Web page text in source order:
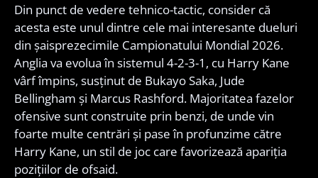
Din punct de vedere tehnico-tactic, consider că
acesta este unul dintre cele mai interesante dueluri
din șaisprezecimile Campionatului Mondial 2026.
Anglia va evolua în sistemul 4-2-3-1, cu Harry Kane
vârf împins, susținut de Bukayo Saka, Jude
Bellingham și Marcus Rashford. Majoritatea fazelor
ofensive sunt construite prin benzi, de unde vin
foarte multe centrări și pase în profunzime către
Harry Kane, un stil de joc care favorizează apariția
pozițiilor de ofsaid.